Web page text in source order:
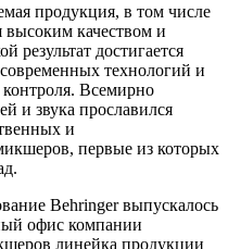
продукция, в том числе
качеством и
результат достигается
технологий и
Всемирно
и звука прославился
и
первые из которых
Behringer выпускалось
офис компании
линейка продукции